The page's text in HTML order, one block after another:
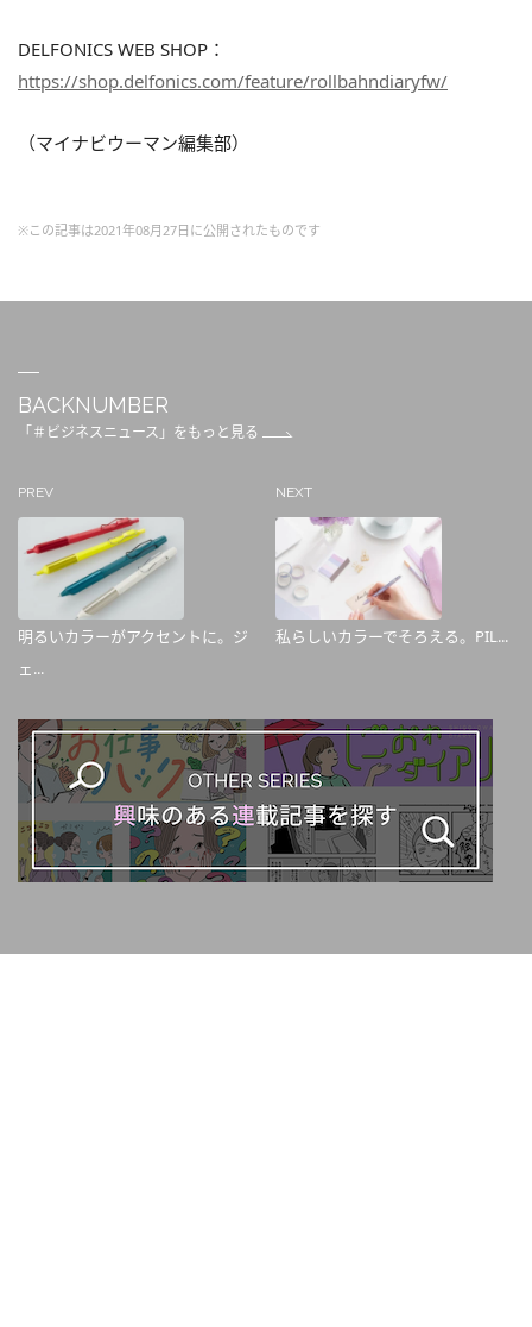
DELFONICS WEB SHOP：
https://shop.delfonics.com/feature/rollbahndiaryfw/
（マイナビウーマン編集部）
※この記事は2021年08月27日に公開されたものです
BACKNUMBER
「＃ビジネスニュース」をもっと見る
PREV
明るいカラーがアクセントに。ジ
ェ...
NEXT
私らしいカラーでそろえる。PIL...